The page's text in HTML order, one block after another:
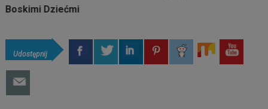
Boskimi Dziećmi
Udostępnij